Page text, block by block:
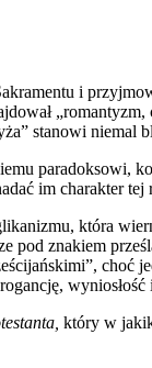
i
stanowi niemal
paradoksowi,
im charakter
która
pod znakiem
choć
wyniosłość
który w